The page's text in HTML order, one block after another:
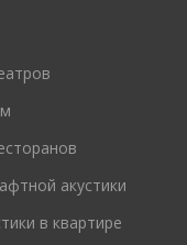
акустики
в квартире